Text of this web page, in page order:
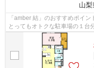
山梨
「amber 結」のおすすめポイ
とってもオトクな駐車場の１
あり◎専有面積は44.45平米◎高